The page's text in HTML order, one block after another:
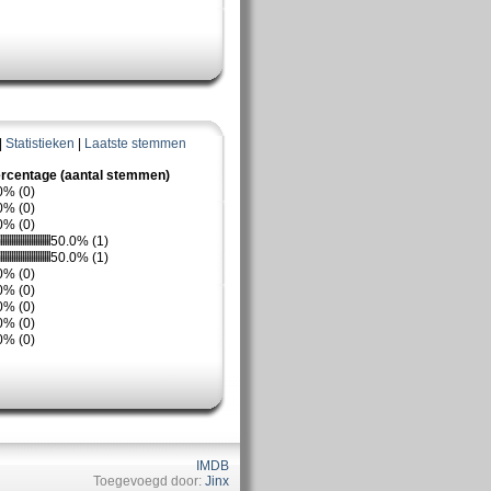
Statistieken Laatste stemmen
(aantal stemmen)
(0)
(0)
(0)
50.0% (1)
50.0% (1)
(0)
(0)
(0)
(0)
(0)
IMDB
Toegevoegd door: Jinx